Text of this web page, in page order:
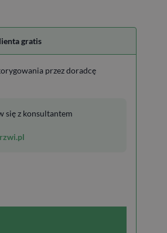
gratis
przez doradcę
się z konsultantem